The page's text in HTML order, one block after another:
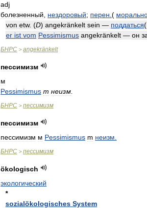
adj
болезненный
нездоровый; перен (
von etw. (D) angekränkelt sein — поддаться(
er ist vom Pessimismus angekränkelt — он
БНРС > angekränkelt
пессимизм
м
Pessimismus m неизм
БНРС > пессимизм
пессимизм
пессимизм м Pessimismus m неизм
БНРС > пессимизм
ökologisch
экологический
*
sozialökologisches System